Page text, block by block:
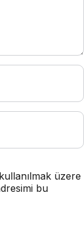
üzere
bu